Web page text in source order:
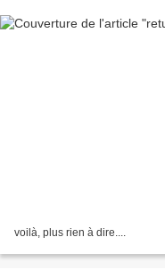
voilà, plus rien à dire....